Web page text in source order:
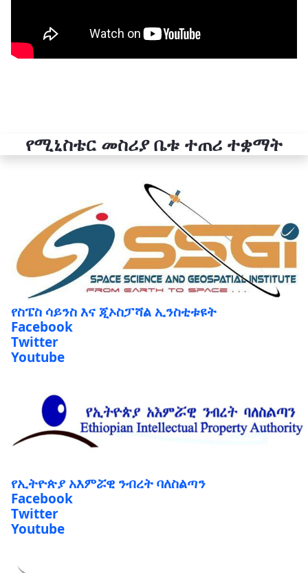
የሚኒስቴር መስሪያ ቤቱ ተጠሪ ተቋማት
የስፔስ ሳይንስ እና ጂኦስፓሻል ኢንስቲቱዩት
Facebook
Twitter
Youtube
የኢትዮጵያ አእምሯዊ ንብረት ባለስልጣን
Facebook
Twitter
Youtube